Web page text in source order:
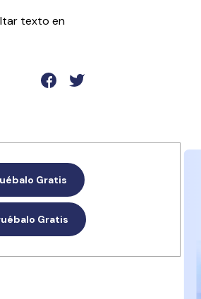
Actualizar a PDFelement V12.
texto en
Gratis
Gratis